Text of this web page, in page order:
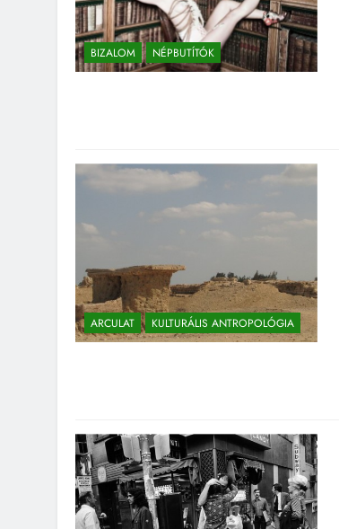
BIZALOM NÉPBUTÍTÓK
ARCULAT KULTURÁLIS ANTROPOLÓGIA